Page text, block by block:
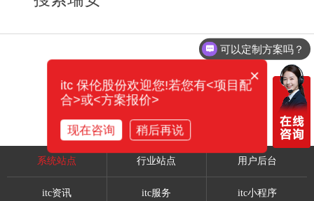
系统站点 行业站点 用户后台
itc资讯 itc服务 itc小程序
可以定制方案吗？
×
itc 保伦股份欢迎您!若您有<项目配
合>或<方案报价>
现在咨询 稍后再说